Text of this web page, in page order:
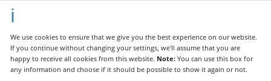
We use cookies to ensure that we give you the best experience on our website.
If you continue without changing your settings, we'll assume that you are
happy to receive all cookies from this website. Note:You can use this box for
any information and choose if it should be possible to show it again or not.